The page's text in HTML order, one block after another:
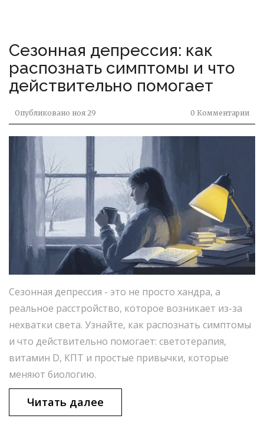
Сезонная депрессия: как
распознать симптомы и что
действительно помогает
Опубликовано ноя 29 0 Комментарии
Сезонная депрессия - это не просто хандра, а
реальное расстройство, которое возникает из-за
нехватки света. Узнайте, как распознать симптомы
и что действительно помогает: светотерапия,
витамин D, КПТ и простые привычки, которые
меняют биологию.
Читать далее